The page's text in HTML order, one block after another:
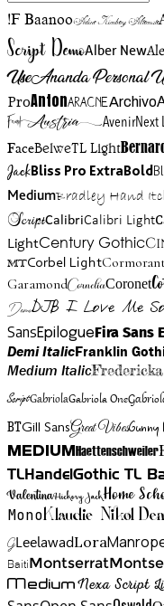
!F BaanooAdine Kirnberg Alternate
Script DemoAlber New
UseAnanda Personal
ProAntonAracneArchivo
FriendAustriaAvenirNext
FaceBelweTL Light
JackBliss Pro ExtraBold
MediumBradley Hand Itc
ScriptCalibriCalibri Light
LightCentury Gothic
MTCorbel Light
GaramondCorneliaCoronet
DemoDJB I Love Me
SansEpilogueFira Sans
Demi ItalicFranklin
Medium Italic
ScriptGabriolaGabriola One
BTGill SansGreat Vibes
Medium Haettenschweiler
TLHandelGothic TL
ValentinaHickory JackHome
MonoKlaudie Nikol
GLeelawadLora
BaitiMontserrat
MediumNexa Script